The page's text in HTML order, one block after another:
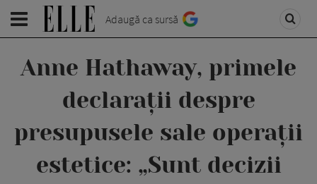
Adaugă ca sursă
Anne Hathaway, primele
declarații despre
presupusele sale operații
estetice: „Sunt decizii